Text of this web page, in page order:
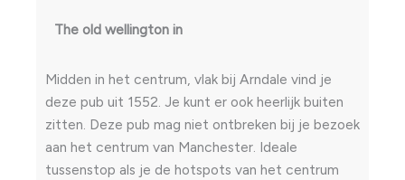
The old wellington in
Midden in het centrum, vlak bij Arndale vind je
deze pub uit 1552. Je kunt er ook heerlijk buiten
zitten. Deze pub mag niet ontbreken bij je bezoek
aan het centrum van Manchester. Ideale
tussenstop als je de hotspots van het centrum